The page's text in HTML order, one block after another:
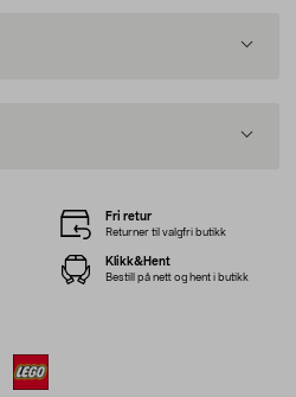
Fri retur
Returner til valgfri butikk
Klikk&Hent
Bestill på nett og hent i butikk